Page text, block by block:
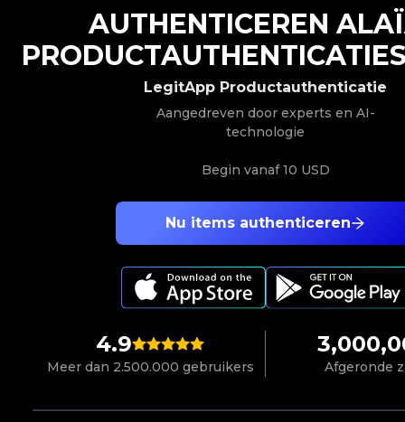
4.9
Meer dan 2.500.000 gebruikers Afgeronde
Nu items authenticeren
LegitApp Productauthenticatie
Aangedreven door experts en AI-
technologie
Begin vanaf10 USD
AUTHENTICEREN